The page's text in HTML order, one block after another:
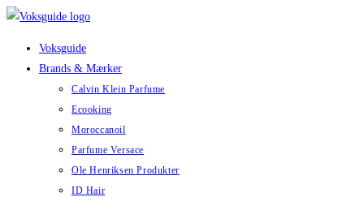
Skip
Voksguide
Brands & Mærker
Calvin Klein Parfume
Ecooking
Moroccanoil
Parfume Versace
Ole Henriksen Produkter
ID Hair